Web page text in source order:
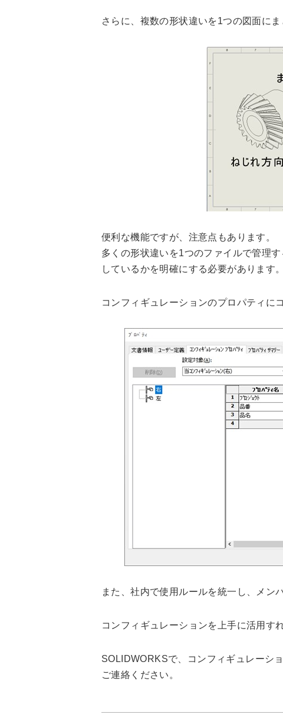
さらに、複数の形状違いを1つの図面にま
便利な機能ですが、注意点もあります。
多くの形状違いを1つのファイルで管理
しているかを明確にする必要があります。
コンフィギュレーションのプロパティに
また、社内で使用ルールを統一し、メン
コンフィギュレーションを上手に活用す
SOLIDWORKSで、コンフィギュレーシ
ご連絡ください。